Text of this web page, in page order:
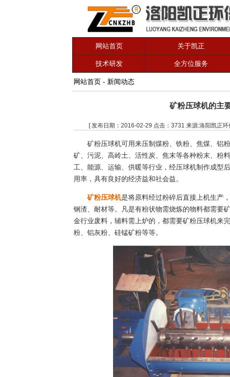
网站首页 关于凯正
技术研发 全方位服务
网站首页 - 新闻动态
矿粉压球机的主
[ 发布日期：2016-02-29 点击：3731 来源:洛阳凯正环
矿粉压球机可用来压制煤粉、铁粉、焦煤、铝
矿、污泥、高岭土、活性炭、焦末等各种粉末、粉
工、能源、运输、供暖等行业，经压球机制作成型
用率，具有良好的经济益和社会益。
矿粉压球机是将原料经过粉碎后直接上机生产
钢渣、耐材等。凡是有粉状物需烧炼的物料都需要
金行业废料，辅料需上炉的，都需要矿粉压球机来
粉、铝灰粉、硅锰矿粉等等。